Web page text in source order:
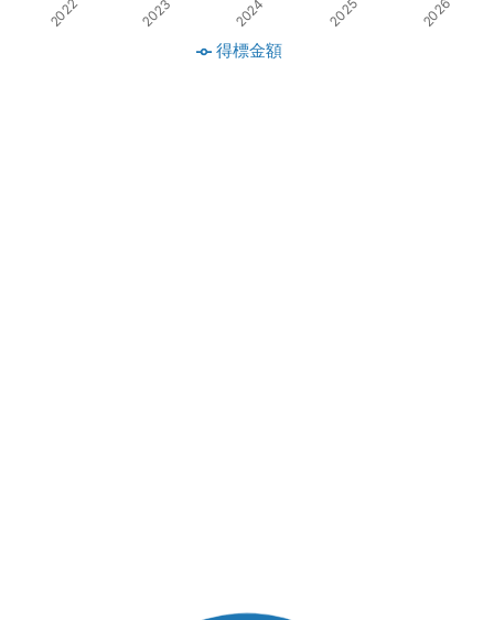
2022 2023 2024 2025 2026
得標金額